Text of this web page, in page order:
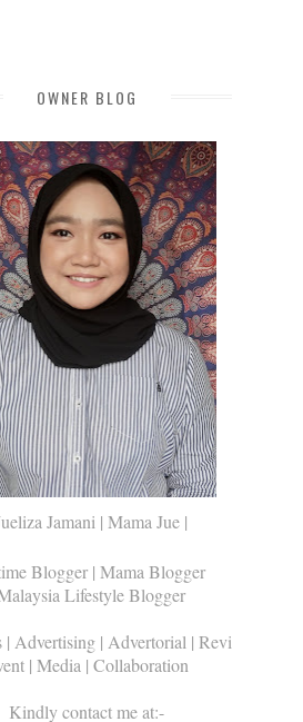
OWNER BLOG
Jamani | Mama Jue |
Blogger | Mama Blogger
Lifestyle Blogger
| Advertising | Advertorial | Review |
| Media | Collaboration
Kindly contact me at:-